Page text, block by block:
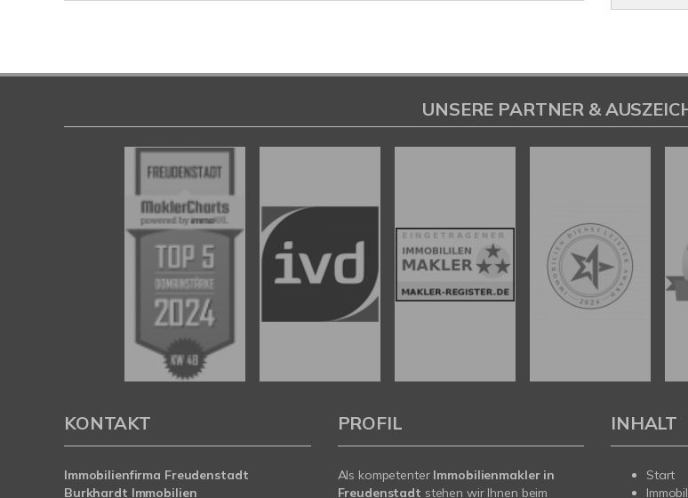
UNSERE PARTNER &
KONTAKT
Immobilienfirma Freudenstadt
Burkhardt Immobilien
PROFIL
Als kompetenter Immobilienmakler in
Freudenstadt stehen wir Ihnen beim
INHALT
Start